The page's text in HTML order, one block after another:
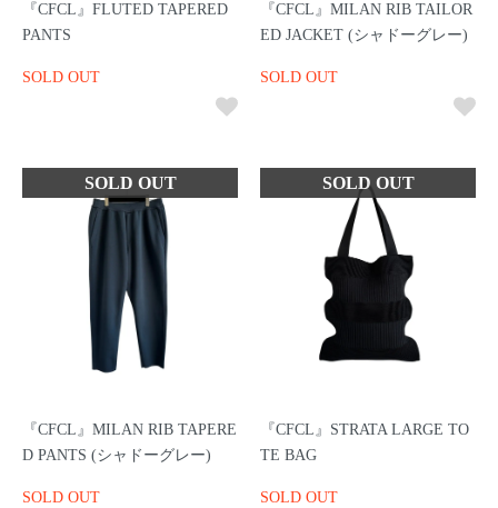
『CFCL』FLUTED TAPERED
PANTS
SOLD OUT
『CFCL』MILAN RIB TAILOR
ED JACKET (シャドーグレー)
SOLD OUT
『CFCL』MILAN RIB TAPERE
D PANTS (シャドーグレー)
SOLD OUT
『CFCL』STRATA LARGE TO
TE BAG
SOLD OUT